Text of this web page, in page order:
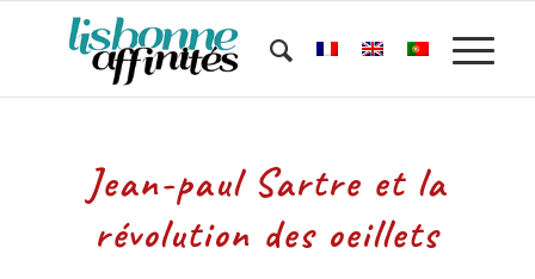
Jean-paul Sartre et la
révolution des oeillets